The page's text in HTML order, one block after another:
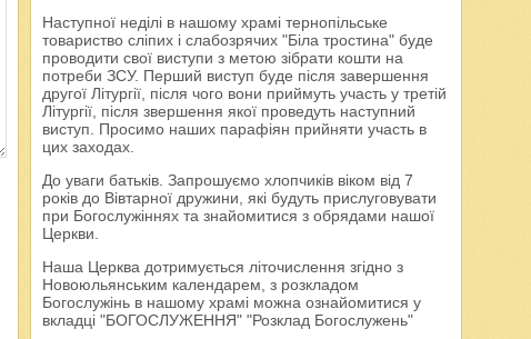
Наступної неділі в нашому храмі тернопільське
товариство сліпих і слабозрячих "Біла тростина" буде
проводити свої виступи з метою зібрати кошти на
потреби ЗСУ. Перший виступ буде після завершення
другої Літургії, після чого вони приймуть участь у третій
Літургії, після звершення якої проведуть наступний
виступ. Просимо наших парафіян прийняти участь в
цих заходах.
До уваги батьків. Запрошуємо хлопчиків віком від 7
років до Вівтарної дружини, які будуть прислуговувати
при Богослужіннях та знайомитися з обрядами нашої
Церкви.
Наша Церква дотримується літочислення згідно з
Новоюльянським календарем, з розкладом
Богослужінь в нашому храмі можна ознайомитися у
вкладці "БОГОСЛУЖЕННЯ" "Розклад Богослужень"